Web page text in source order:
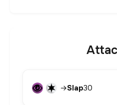
→Slap30